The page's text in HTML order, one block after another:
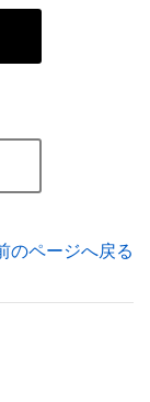
のページへ戻る